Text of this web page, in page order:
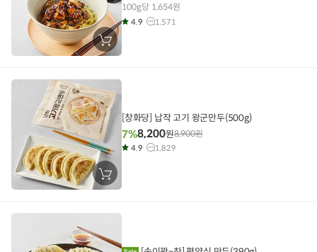
장
바
에
담
기
100g당 1,654원
4.9 1,571
장
바
에
[창화당] 납작 고기 왕군만두(500g)
7%8,200원8,900원
4.9 1,829